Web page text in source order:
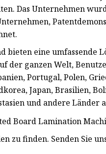
Das Unternehmen
bieten eine umfassende
der ganzen Welt,
Portugal, Polen,
Japan, Brasilien,
und andere Länder
zu finden. Senden Sie